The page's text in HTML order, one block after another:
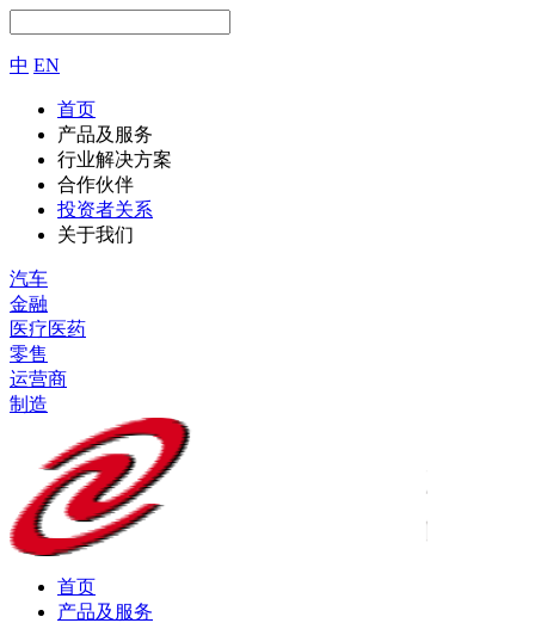
中 EN
首页
产品及服务
行业解决方案
合作伙伴
投资者关系
关于我们
汽车
金融
医疗医药
零售
运营商
制造
首页
产品及服务